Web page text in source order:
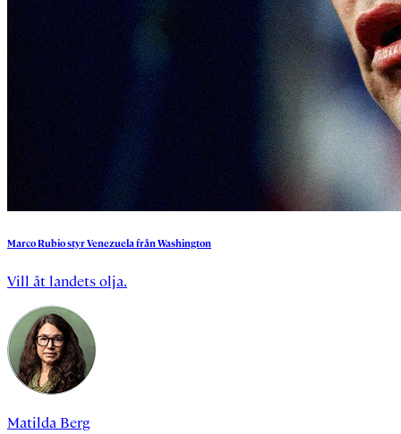
MarcoRubiostyrVenezuelafrånWashington
Vill åt landets olja.
Matilda Berg